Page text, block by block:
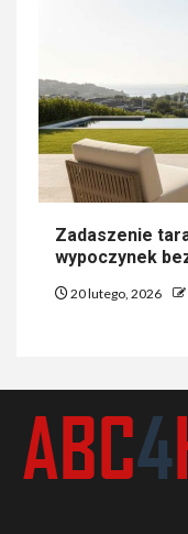
Zadaszenie
wypoczynek
20 lutego, 2026